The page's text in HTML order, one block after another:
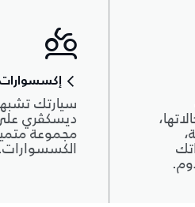
إكسسوارات
سيارتك
ديسكڤري
مجموعة
الكسسوارات.